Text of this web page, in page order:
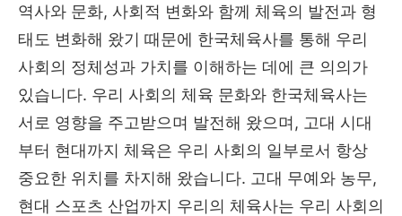
역사와 문화, 사회적 변화와 함께 체육의 발전과 형
태도 변화해 왔기 때문에 한국체육사를 통해 우리
사회의 정체성과 가치를 이해하는 데에 큰 의의가
있습니다. 우리 사회의 체육 문화와 한국체육사는
서로 영향을 주고받으며 발전해 왔으며, 고대 시대
부터 현대까지 체육은 우리 사회의 일부로서 항상
중요한 위치를 차지해 왔습니다. 고대 무예와 농무,
현대 스포츠 산업까지 우리의 체육사는 우리 사회의